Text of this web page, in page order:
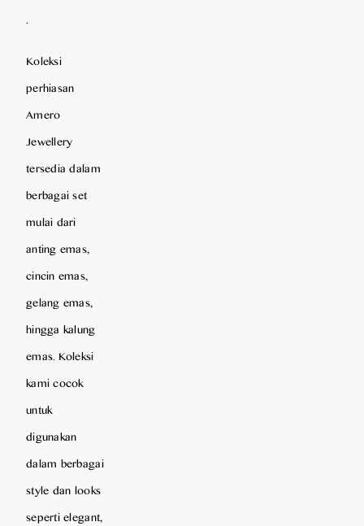
.
Koleksi
perhiasan
Amero
Jewellery
tersedia dalam
berbagai set
mulai dari
anting emas,
cincin emas,
gelang emas,
hingga kalung
emas. Koleksi
kami cocok
untuk
digunakan
dalam berbagai
style dan looks
seperti elegant,